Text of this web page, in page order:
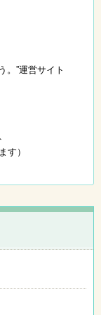
。”運営サイト
す）